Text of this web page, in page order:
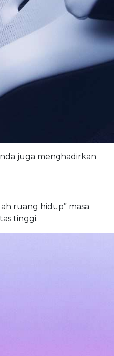
juga menghadirkan
ruang hidup” masa
tinggi.